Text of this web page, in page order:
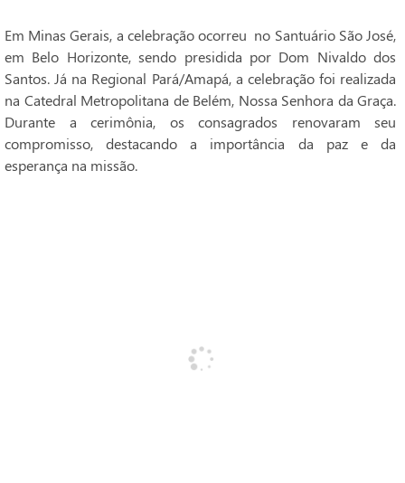
Em Minas Gerais, a celebração ocorreu no Santuário São José,
em Belo Horizonte, sendo presidida por Dom Nivaldo dos
Santos. Já na Regional Pará/Amapá, a celebração foi realizada
na Catedral Metropolitana de Belém, Nossa Senhora da Graça.
Durante a cerimônia, os consagrados renovaram seu
compromisso, destacando a importância da paz e da
esperança na missão.